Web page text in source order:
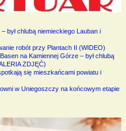
był chlubą niemieckiego Lauban i
robót przy Plantach II (WIDEO)
na Kamiennej Górze – był chlubą
ZDJĘĆ)
się mieszkańcami powiatu i
w Uniegoszczy na końcowym etapie